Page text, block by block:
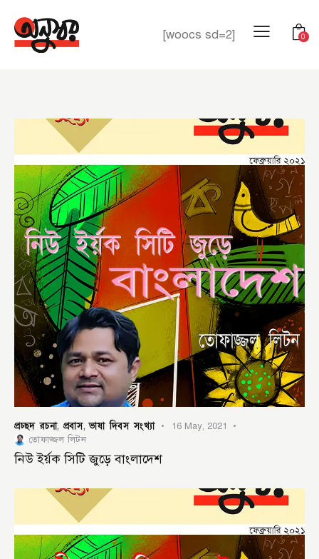
[woocs sd=2] 0
প্রচ্ছদ রচনা, প্রবাস,ভাষা দিবস সংখ্যা
16 May, 2021
তোফাজ্জল লিটন
নিউ ইর্য়ক সিটি জুড়ে বাংলাদেশ